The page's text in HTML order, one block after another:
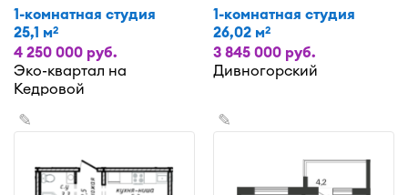
1-комнатная студия
25,1 м2
4 250 000 руб.
Эко-квартал на
Кедровой
1-комнатная студия
26,02 м2
3 845 000 руб.
Дивногорский
✎ ✎